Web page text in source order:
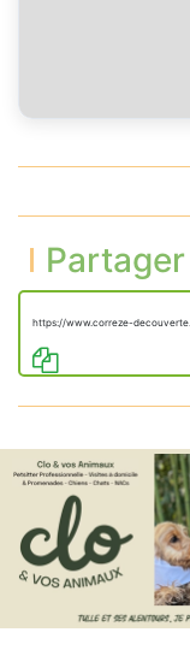
https://www.correze-